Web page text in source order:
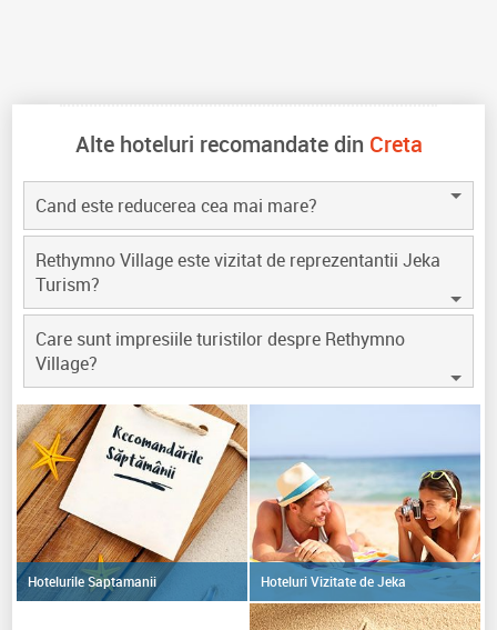
Alte hoteluri recomandate din Creta
Cand este reducerea cea mai mare?
Rethymno Village este vizitat de reprezentantii Jeka
Turism?
Care sunt impresiile turistilor despre Rethymno
Village?
Hotelurile Saptamanii Hoteluri Vizitate de Jeka